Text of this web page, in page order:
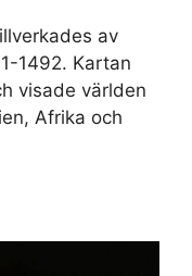
av
1492. Kartan
visade världen
Afrika och